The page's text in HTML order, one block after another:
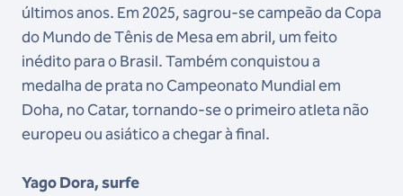
últimos anos. Em 2025, sagrou-se campeão da Copa
do Mundo de Tênis de Mesa em abril, um feito
inédito para o Brasil. Também conquistou a
medalha de prata no Campeonato Mundial em
Doha, no Catar, tornando-se o primeiro atleta não
europeu ou asiático a chegar à final.
Yago Dora, surfe